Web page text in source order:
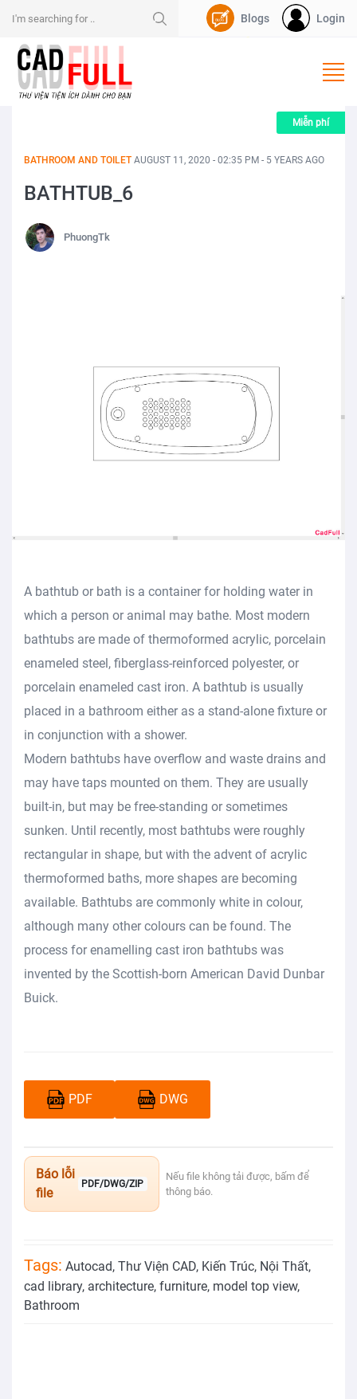
Login
Blogs
BATHROOM AND TOILET AUGUST 11, 2020 - 02:35 PM - 5 YEARS AGO
BATHTUB_6
PhuongTk
Miễn phí
A bathtub or bath is a container for holding water in
which a person or animal may bathe. Most modern
bathtubs are made of thermoformed acrylic, porcelain
enameled steel, fiberglass-reinforced polyester, or
porcelain enameled cast iron. A bathtub is usually
placed in a bathroom either as a stand-alone fixture or
in conjunction with a shower.
Modern bathtubs have overflow and waste drains and
may have taps mounted on them. They are usually
built-in, but may be free-standing or sometimes
sunken. Until recently, most bathtubs were roughly
rectangular in shape, but with the advent of acrylic
thermoformed baths, more shapes are becoming
available. Bathtubs are commonly white in colour,
although many other colours can be found. The
process for enamelling cast iron bathtubs was
invented by the Scottish-born American David Dunbar
Buick.
PDF DWG
Báo lỗi
file
PDF/DWG/ZIP
Nếu file không tải được, bấm để
thông báo.
Tags: Autocad, Thư Viện CAD, Kiến Trúc, Nội Thất,
cad library, architecture, furniture, model top view,
Bathroom